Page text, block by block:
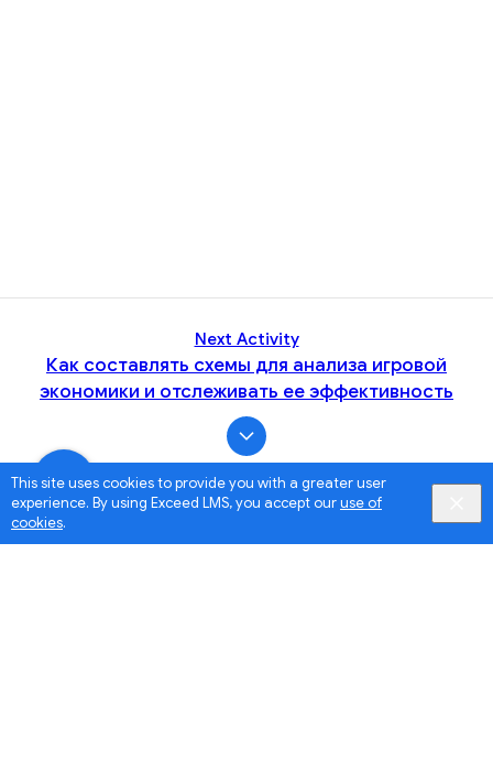
This site uses cookies to provide you with a greater user
experience. By using Exceed LMS, you accept ouruse of
cookies.
Next Activity
Как составлять схемы для анализа игровой
экономики и отслеживать ее эффективность